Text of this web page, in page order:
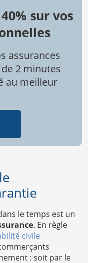
sur vos
assurances
2 minutes
au meilleur
le temps est un
. En règle
civile
: soit par le